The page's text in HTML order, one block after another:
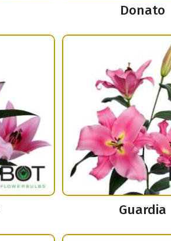
Donato
Guardia